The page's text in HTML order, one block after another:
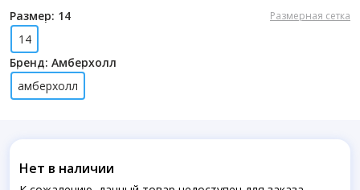
Размер: 14 Размерная сетка
14
Бренд: Амберхолл
амберхолл
Нет в наличии